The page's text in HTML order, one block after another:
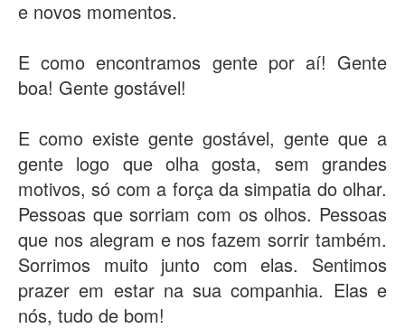
e novos momentos.
E como encontramos gente por aí! Gente
boa! Gente gostável!
E como existe gente gostável, gente que a
gente logo que olha gosta, sem grandes
motivos, só com a força da simpatia do olhar.
Pessoas que sorriam com os olhos. Pessoas
que nos alegram e nos fazem sorrir também.
Sorrimos muito junto com elas. Sentimos
prazer em estar na sua companhia. Elas e
nós, tudo de bom!